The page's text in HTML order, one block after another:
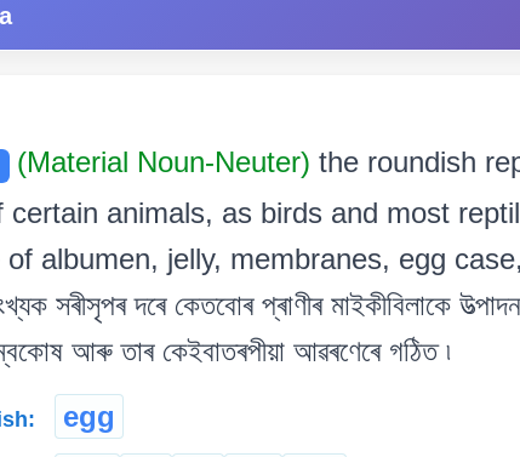
(Material Noun-Neuter) the roundish
certain animals, as birds and most
albumen, jelly, membranes, egg
সৰীসৃপৰ দৰে কেতবোৰ প্ৰাণীৰ মাইকীবিলাকে
আৰু তাৰ কেইবাতৰপীয়া আৱৰণেৰে গঠিত ৷
egg